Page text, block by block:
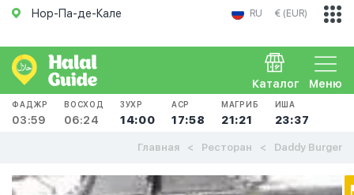
Нор-Па-де-Кале RU € (EUR)
Меню
Каталог
ФАДЖР
03:59
ВОСХОД
06:24
ЗУХР
14:00
АСР
17:58
МАГРИБ
21:21
ИША
23:37
Главная Ресторан Daddy Burger